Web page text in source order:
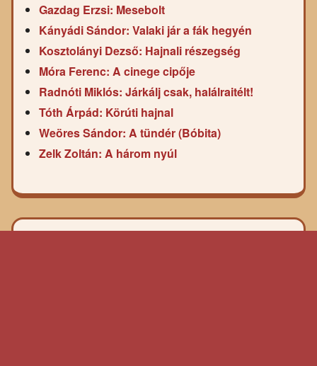
Gazdag Erzsi: Mesebolt
Kányádi Sándor: Valaki jár a fák hegyén
Kosztolányi Dezső: Hajnali részegség
Móra Ferenc: A cinege cipője
Radnóti Miklós: Járkálj csak, halálraitélt!
Tóth Árpád: Körúti hajnal
Weöres Sándor: A tündér (Bóbita)
Zelk Zoltán: A három nyúl